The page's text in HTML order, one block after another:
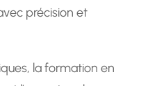
précision et
la formation en